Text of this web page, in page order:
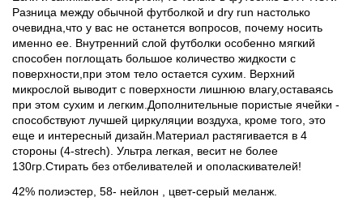
Разница между обычной футболкой и dry run настолько
очевидна,что у вас не останется вопросов, почему носить
именно ее. Внутренний слой футболки особенно мягкий
способен поглощать большое количество жидкости с
поверхности,при этом тело остается сухим. Верхний
микрослой выводит с поверхности лишнюю влагу,оставаясь
при этом сухим и легким.Дополнительные пористые ячейки -
способствуют лучшей циркуляции воздуха, кроме того, это
еще и интересный дизайн.Материал растягивается в 4
стороны (4-strech). Ультра легкая, весит не более
130гр.Стирать без отбеливателей и ополаскивателей!
42% полиэстер, 58- нейлон , цвет-серый меланж.